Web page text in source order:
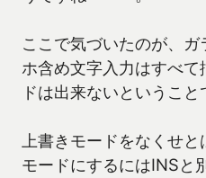
ここで気づいたのが、
ホ含め文字入力はすべ
ドは出来ないということ
上書きモードをなくせ
モードにするにはINSと